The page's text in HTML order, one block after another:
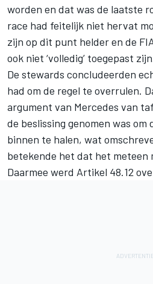
worden en dat was de laatste
race had feitelijk niet hervat
zijn op dit punt helder en de
ook niet ‘volledig’ toegepast
De stewards concludeerden
had om de regel te overrulen.
argument van Mercedes van
de beslissing genomen was om
binnen te halen, wat
betekende het dat het meteen
Daarmee werd Artikel 48.12